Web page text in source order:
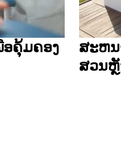
ອຄຸ້ມຄອງ
ສະຫນ
ສວນຫຼັ